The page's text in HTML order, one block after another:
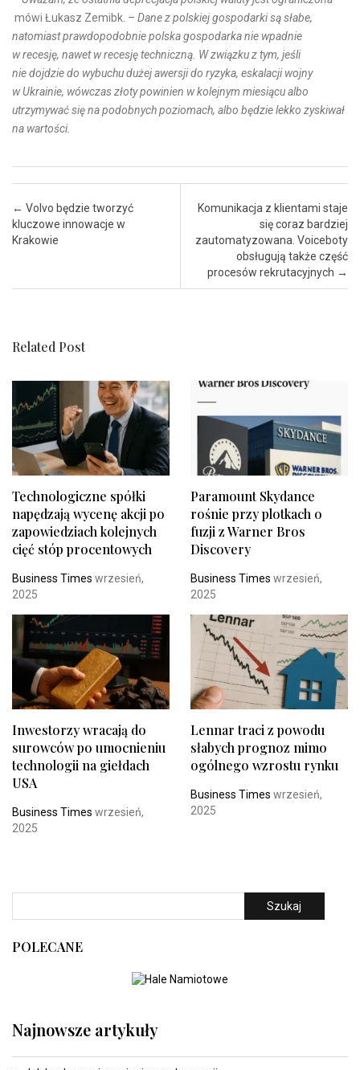
mówi Łukasz Zemibk. – Dane z polskiej gospodarki są słabe,
natomiast prawdopodobnie polska gospodarka nie wpadnie
w recesję, nawet w recesję techniczną. W związku z tym, jeśli
nie dojdzie do wybuchu dużej awersji do ryzyka, eskalacji wojny
w Ukrainie, wówczas złoty powinien w kolejnym miesiącu albo
utrzymywać się na podobnych poziomach, albo będzie lekko zyskiwał
na wartości.
Post navigation
← Volvo będzie tworzyć
kluczowe innowacje w
Krakowie
Komunikacja z klientami staje
się coraz bardziej
zautomatyzowana. Voiceboty
obsługują także część
procesów rekrutacyjnych →
Related Post
Technologiczne spółki
napędzają wycenę akcji po
zapowiedziach kolejnych
cięć stóp procentowych
Business Times wrzesień,
2025
Paramount Skydance
rośnie przy plotkach o
fuzji z Warner Bros
Discovery
Business Times wrzesień,
2025
Inwestorzy wracają do
surowców po umocnieniu
technologii na giełdach
USA
Business Times wrzesień,
2025
Lennar traci z powodu
słabych prognoz mimo
ogólnego wzrostu rynku
Business Times wrzesień,
2025
Szukaj
POLECANE
Najnowsze artykuły